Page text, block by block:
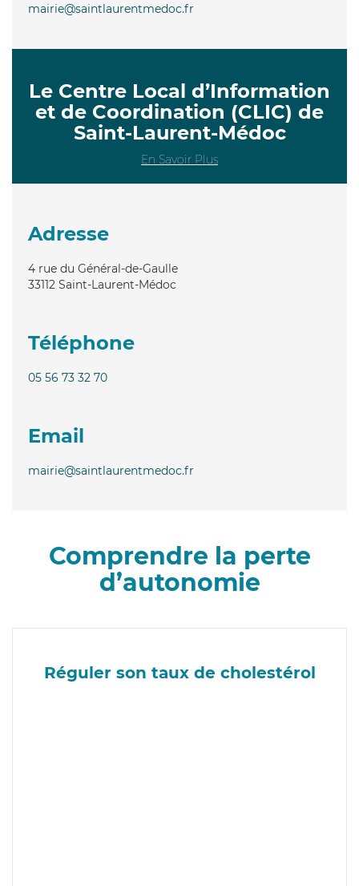
mairie@saintlaurentmedoc.fr
Le Centre Local d’Information
et de Coordination (CLIC) de
Saint-Laurent-Médoc
En Savoir Plus
Adresse
4 rue du Général-de-Gaulle
33112 Saint-Laurent-Médoc
Téléphone
05 56 73 32 70
Email
mairie@saintlaurentmedoc.fr
Comprendre la perte
d’autonomie
Réguler son taux de cholestérol